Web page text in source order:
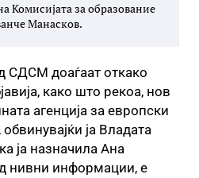
Комисијата за образование
Манасков.
СДСМ доаѓаат откако
како што рекоа, нов
агенција за европски
ја Владата
ја назначила Ана
нивни информации, е